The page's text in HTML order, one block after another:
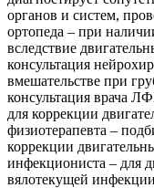
органов и систем,
ортопеда – при
вследствие
консультация
вмешательстве при
консультация врача
для коррекции
физиотерапевта –
коррекции
инфекциониста – для
вялотекущей